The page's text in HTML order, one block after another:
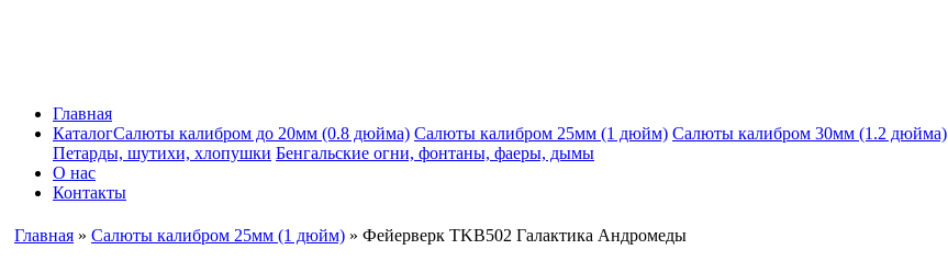
Главная
КаталогСалюты калибром до 20мм (0.8 дюйма) Салюты калибром 25мм (1 дюйм) Салюты калибром 30мм (1.2 дюйма)
Петарды, шутихи, хлопушки Бенгальские огни, фонтаны, фаеры, дымы
О нас
Контакты
Главная » Салюты калибром 25мм (1 дюйм) » Фейерверк TKB502 Галактика Андромеды